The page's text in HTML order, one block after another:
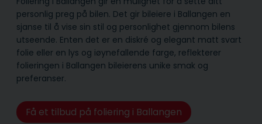
personlig preg på bilen. Det gir bileiere i Ballangen en
sjanse til å vise sin stil og personlighet gjennom bilens
utseende. Enten det er en diskré og elegant matt svart
folie eller en lys og iøynefallende farge, reflekterer
folieringen i Ballangen bileierens unike smak og
preferanser.
Få et tilbud på foliering i Ballangen